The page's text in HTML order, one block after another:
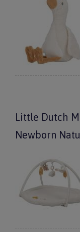
Little Dutch
Newborn